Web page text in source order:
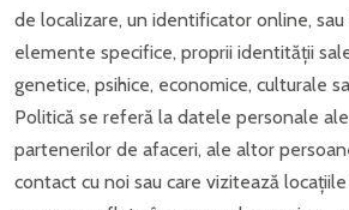
de localizare, un identificator online,
elemente specifice, proprii identității
genetice, psihice, economice, culturale
Politică se referă la datele personale
partenerilor de afaceri, ale altor
contact cu noi sau care vizitează